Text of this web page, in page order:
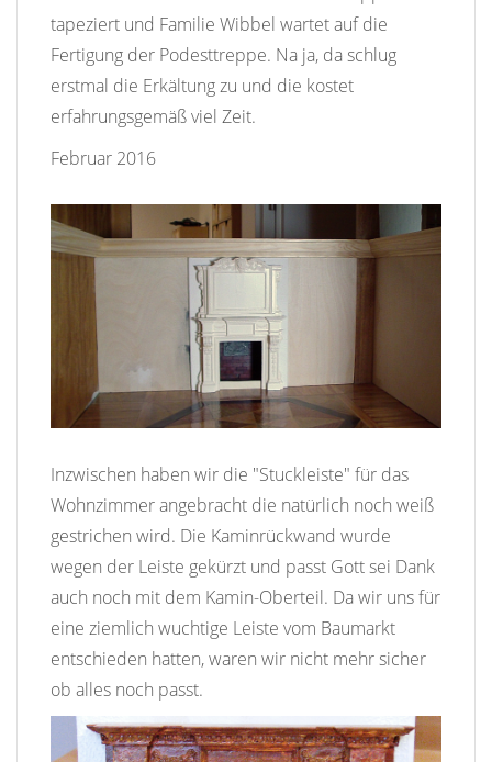
tapeziert und Familie Wibbel wartet auf die
Fertigung der Podesttreppe. Na ja, da schlug
erstmal die Erkältung zu und die kostet
erfahrungsgemäß viel Zeit.
Februar 2016
Inzwischen haben wir die "Stuckleiste" für das
Wohnzimmer angebracht die natürlich noch weiß
gestrichen wird. Die Kaminrückwand wurde
wegen der Leiste gekürzt und passt Gott sei Dank
auch noch mit dem Kamin-Oberteil. Da wir uns für
eine ziemlich wuchtige Leiste vom Baumarkt
entschieden hatten, waren wir nicht mehr sicher
ob alles noch passt.